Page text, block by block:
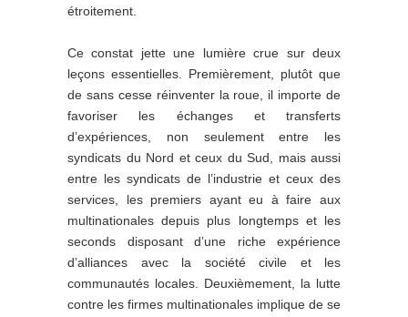
étroitement.
Ce constat jette une lumière crue sur deux
leçons essentielles. Premièrement, plutôt que
de sans cesse réinventer la roue, il importe de
favoriser les échanges et transferts
d’expériences, non seulement entre les
syndicats du Nord et ceux du Sud, mais aussi
entre les syndicats de l’industrie et ceux des
services, les premiers ayant eu à faire aux
multinationales depuis plus longtemps et les
seconds disposant d’une riche expérience
d’alliances avec la société civile et les
communautés locales. Deuxièmement, la lutte
contre les firmes multinationales implique de se